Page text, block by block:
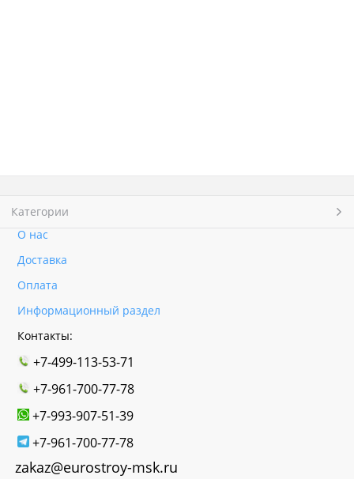
Категории
О нас
Доставка
Оплата
Информационный раздел
Контакты:
+7-499-113-53-71
+7-961-700-77-78
+7-993-907-51-39
+7-961-700-77-78
zakaz@eurostroy-msk.ru